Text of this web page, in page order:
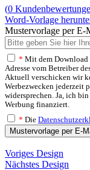
(0
Word-Vorlage
Mustervorlage per E-
* Mit dem Download
Adresse vom Betreiber
Aktuell verschicken wir
Werbezwecken jederzeit
widersprechen. Ja, ich
Werbung finanziert.
* Die
Mustervorlage per E-
Voriges Design
Nächstes Design